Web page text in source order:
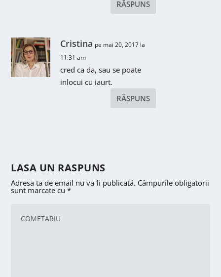
RĂSPUNS
Cristina pe mai 20, 2017 la
11:31 am
cred ca da, sau se poate
inlocui cu iaurt.
RĂSPUNS
LASA UN RASPUNS
Adresa ta de email nu va fi publicată. Câmpurile obligatorii
sunt marcate cu*